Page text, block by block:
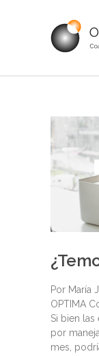
Por María
OPTIMA
Si bien
por
mes,